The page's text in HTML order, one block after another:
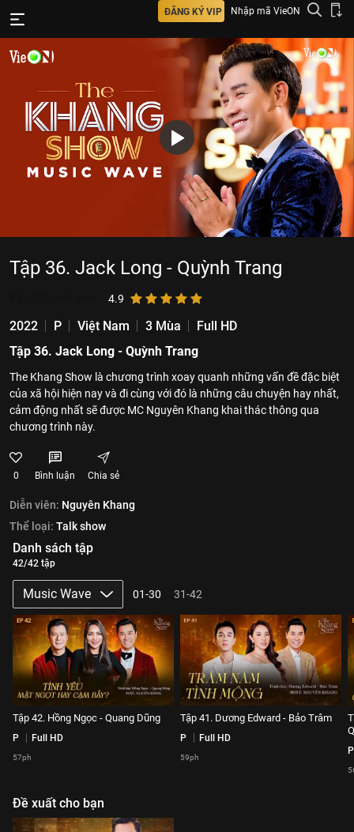
ĐĂNG KÝ VIP Nhập mã VieON
Tập 36. Jack Long - Quỳnh Trang
4.9
2022 P Việt Nam 3 Mùa
Full HD
Tập 36. Jack Long - Quỳnh Trang
The Khang Show là chương trình xoay quanh những vấn đề đặc biệt
của xã hội hiện nay và đi cùng với đó là những câu chuyện hay nhất,
cảm động nhất sẽ được MC Nguyên Khang khai thác thông qua
chương trình này.
0 Bình luận Chia sẻ
Diễn viên: Nguyên Khang
Thể loại: Talk show
Danh sách tập
42/42 tập
Music Wave 01-30 31-42
Tập 42. Hồng Ngọc - Quang Dũng
P Full HD
57ph
Tập 41. Dương Edward - Bảo Trâm
P Full HD
59ph
P
Đề xuất cho bạn